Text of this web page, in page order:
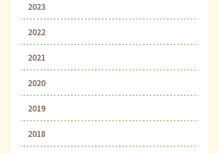
2023
2022
2021
2020
2019
2018